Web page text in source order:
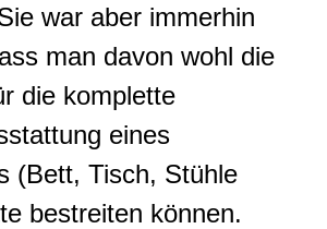
war aber immerhin
man davon wohl die
die komplette
eines
(Bett, Tisch, Stühle
bestreiten können.